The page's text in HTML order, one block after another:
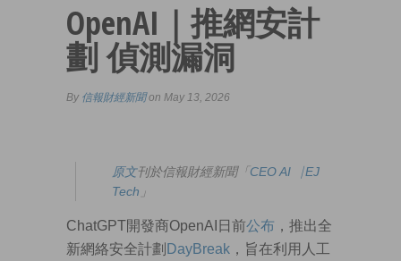
OpenAI｜推網安計
劃 偵測漏洞
By 信報財經新聞on May 13, 2026
原文刊於信報財經新聞「CEO AI⎹ EJ
Tech 」
ChatGPT開發商OpenAI日前公布 ，推出全
新網絡安全計劃 DayBreak ，旨在利用人工